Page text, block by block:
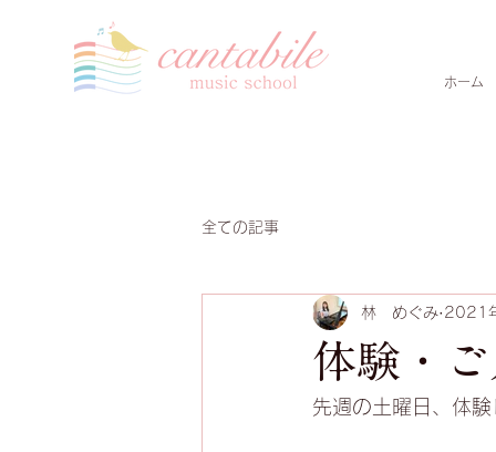
ホーム
全ての記事
体験・
林 めぐみ 2021
先週の土曜日、体